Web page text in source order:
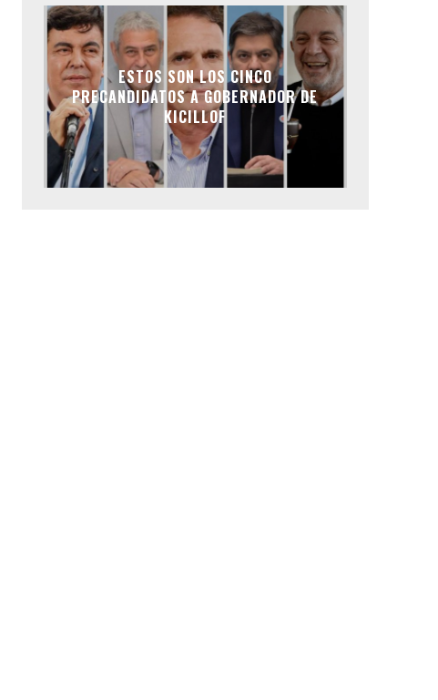
ESTOS SON LOS CINCO
PRECANDIDATOS A GOBERNADOR DE
KICILLOF